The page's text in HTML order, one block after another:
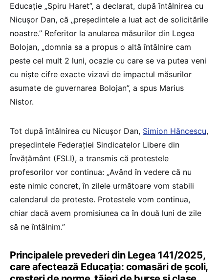
Educație „Spiru Haret”, a declarat, după întâlnirea cu
Nicușor Dan, că „președintele a luat act de solicitările
noastre.” Referitor la anularea măsurilor din Legea
Bolojan, „domnia sa a propus o altă întâlnire cam
peste cel mult 2 luni, ocazie cu care se va putea veni
cu niște cifre exacte vizavi de impactul măsurilor
asumate de guvernarea Bolojan”, a spus Marius
Nistor.
Tot după întâlnirea cu Nicușor Dan, Simion Hăncescu,
președintele Federației Sindicatelor Libere din
Învățământ (FSLI), a transmis că protestele
profesorilor vor continua: „Având în vedere că nu
este nimic concret, în zilele următoare vom stabili
calendarul de proteste. Protestele vom continua,
chiar dacă avem promisiunea ca în două luni de zile
să ne întâlnim.”
Principalele prevederi din Legea 141/2025,
care afectează Educația: comasări de școli,